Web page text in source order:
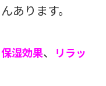
あります。
保湿効果、
リラッ